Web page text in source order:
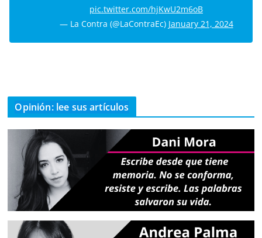
pic.twitter.com/hjKwU2m6oB
— La Contra (@LaContraEc) January 21, 2024
Opinión: lee sus artículos